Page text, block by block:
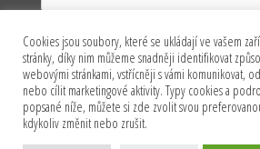
Odeslat
Cookies jsou soubory, které se ukládají ve vašem
stránky, díky nim můžeme snadněji identifikovat
webovými stránkami, vstřícněji s vámi komunikovat,
nebo cílit marketingové aktivity. Typy cookies a
popsané níže, můžete si zde zvolit svou
kdykoliv změnit nebo zrušit.